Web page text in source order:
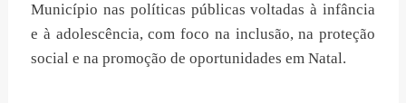
Município nas políticas públicas voltadas à infância
e à adolescência, com foco na inclusão, na proteção
social e na promoção de oportunidades em Natal.